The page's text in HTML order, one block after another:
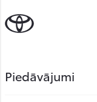
Piedāvājumi